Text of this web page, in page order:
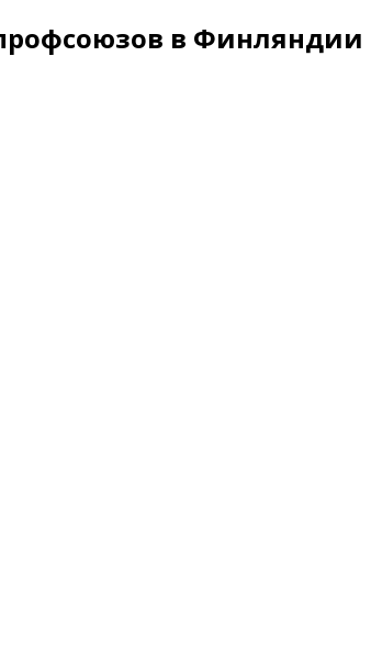
в Финляндии